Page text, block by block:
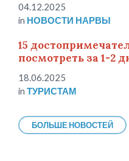
04.12.2025
in НОВОСТИ НАРВЫ
15
посмотреть за 1-2
18.06.2025
in ТУРИСТАМ
БОЛЬШЕ НОВОСТЕЙ